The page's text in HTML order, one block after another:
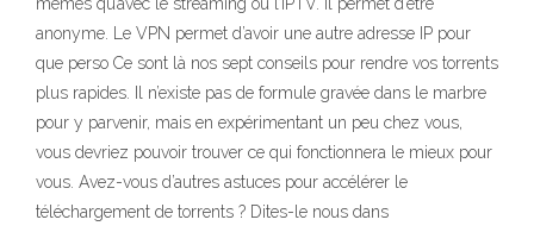
anonyme. Le VPN permet d’avoir une autre adresse IP pour
que perso Ce sont là nos sept conseils pour rendre vos torrents
plus rapides. Il n’existe pas de formule gravée dans le marbre
pour y parvenir, mais en expérimentant un peu chez vous,
vous devriez pouvoir trouver ce qui fonctionnera le mieux pour
vous. Avez-vous d’autres astuces pour accélérer le
téléchargement de torrents ? Dites-le nous dans